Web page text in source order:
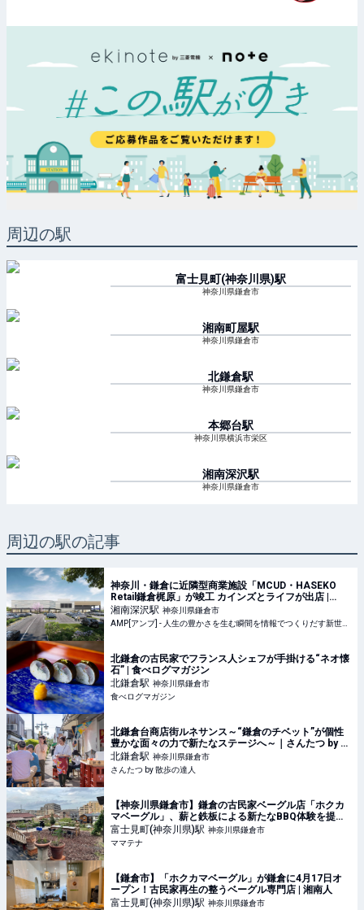
周辺の駅
富士見町(神奈川県)駅
神奈川県鎌倉市
湘南町屋駅
神奈川県鎌倉市
北鎌倉駅
神奈川県鎌倉市
本郷台駅
神奈川県横浜市栄区
湘南深沢駅
神奈川県鎌倉市
周辺の駅の記事
神奈川・鎌倉に近隣型商業施設「MCUD・HASEKO
Retail鎌倉梶原」が竣工 カインズとライフが出店 |
AMP[アンプ] - 人生の豊かさを生む瞬間を情報でつく
りだす新世代向けビジネスメディア
湘南深沢駅 神奈川県鎌倉市
北鎌倉の古民家でフランス人シェフが手掛ける“ネオ懐
石” | 食べログマガジン
北鎌倉駅 神奈川県鎌倉市
食べログマガジン
北鎌倉台商店街ルネサンス～“鎌倉のチベット”が個性
豊かな面々の力で新たなステージへ～｜さんたつ by 散
歩の達人
北鎌倉駅 神奈川県鎌倉市
さんたつ by 散歩の達人
【神奈川県鎌倉市】鎌倉の古民家ベーグル店「ホクカ
マベーグル」、薪と鉄板による新たなBBQ体験を提供 |
ママテナ
富士見町(神奈川県)駅 神奈川県鎌倉市
ママテナ
【鎌倉市】「ホクカマベーグル」が鎌倉に4月17日オ
ープン！古民家再生の整うベーグル専門店 | 湘南人
富士見町(神奈川県)駅 神奈川県鎌倉市